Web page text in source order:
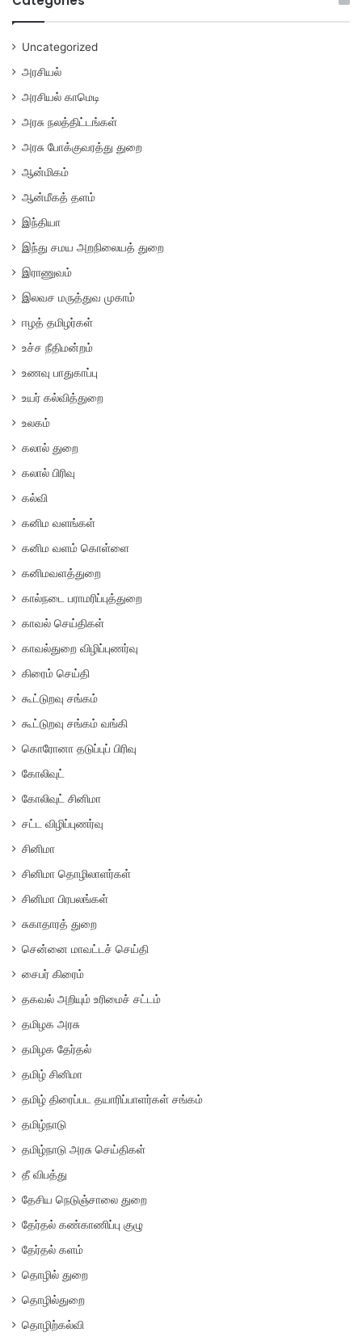
Uncategorized
அரசியல்
அரசியல் காமெடி
அரசு நலத்திட்டங்கள்
அரசு போக்குவரத்து துறை
ஆன்மிகம்
ஆன்மீகத் தளம்
இந்தியா
இந்து சமய அறநிலையத் துறை
இராணுவம்
இலவச மருத்துவ முகாம்
ஈழத் தமிழர்கள்
உச்ச நீதிமன்றம்
உணவு பாதுகாப்பு
உயர் கல்வித்துறை
உலகம்
கலால் துறை
கலால் பிரிவு
கல்வி
கனிம வளங்கள்
கனிம வளம் கொள்ளை
கனிமவளத்துறை
கால்நடை பராமரிப்புத்துறை
காவல் செய்திகள்
காவல்துறை விழிப்புணர்வு
கிரைம் செய்தி
கூட்டுறவு சங்கம்
கூட்டுறவு சங்கம் வங்கி
கொரோனா தடுப்புப் பிரிவு
கோலிவுட்
கோலிவுட் சினிமா
சட்ட விழிப்புணர்வு
சினிமா
சினிமா தொழிலாளர்கள்
சினிமா பிரபலங்கள்
சுகாதாரத் துறை
சென்னை மாவட்டச் செய்தி
சைபர் கிரைம்
தகவல் அறியும் உரிமைச் சட்டம்
தமிழக அரசு
தமிழக தேர்தல்
தமிழ் சினிமா
தமிழ் திரைப்பட தயாரிப்பாளர்கள் சங்கம்
தமிழ்நாடு
தமிழ்நாடு அரசு செய்திகள்
தீ விபத்து
தேசிய நெடுஞ்சாலை துறை
தேர்தல் கண்காணிப்பு குழு
தேர்தல் களம்
தொழில் துறை
தொழில்துறை
தொழிற்கல்வி